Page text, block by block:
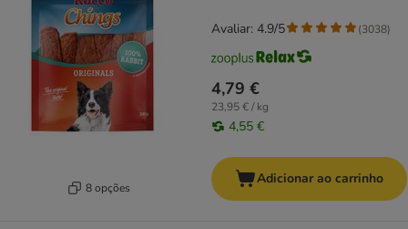
8 opções
4,79 €
23,95 € / kg
4,55 €
Avaliar: 4.9/5 (3038)
Adicionar ao carrinho